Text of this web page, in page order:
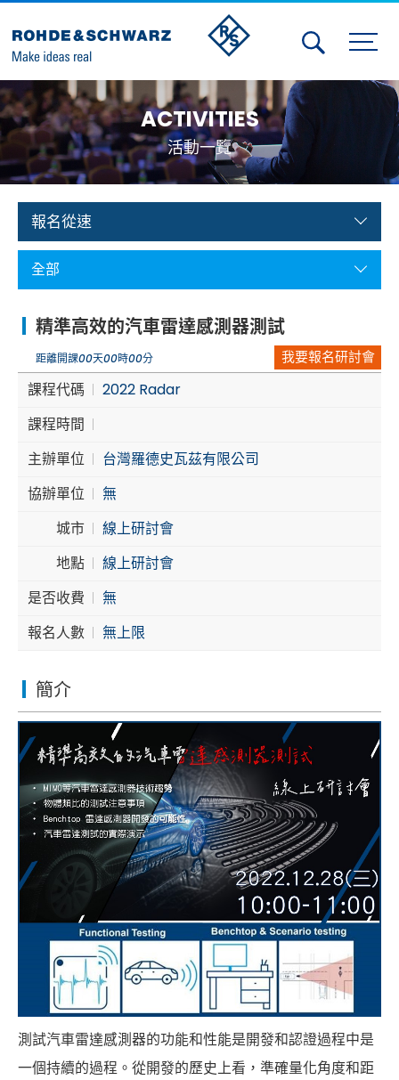
Activities
Contact Us
Member
Calendar
Member Login
Aerospace | Defense | Security
Broadcast and Media
Cybersecurity
ACTIVITIES
活動一覽
報名從速
全部
精準高效的汽車雷達感測器測試
距離開課00天00時00分 我要報名研討會
課程代碼
2022 Radar
課程時間
主辦單位
台灣羅德史瓦茲有限公司
協辦單位
無
城市
線上研討會
地點
線上研討會
是否收費
無
報名人數
無上限
簡介
測試汽車雷達感測器的功能和性能是開發和認證過程中是
一個持續的過程。從開發的歷史上看，準確量化角度和距